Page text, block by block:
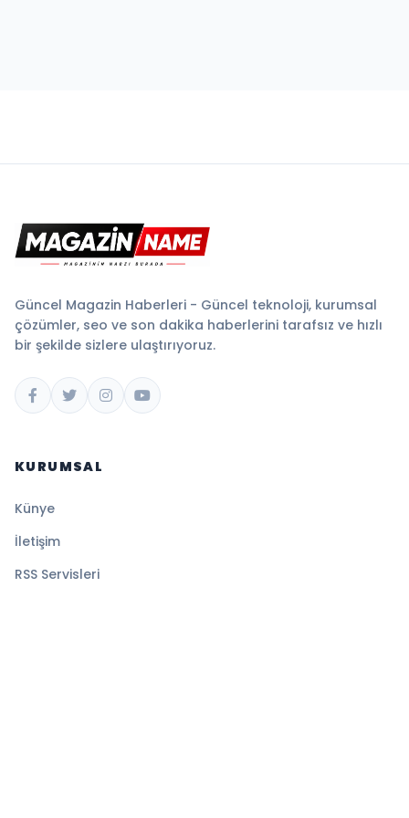
Güncel Magazin Haberleri - Güncel teknoloji, kurumsal
çözümler, seo ve son dakika haberlerini tarafsız ve hızlı
bir şekilde sizlere ulaştırıyoruz.
KURUMSAL
Künye
İletişim
RSS Servisleri